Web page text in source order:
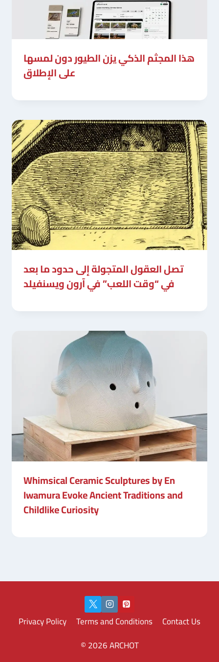
هذا المجثم الذكي يزن الطيور دون لمسها
على الإطلاق
تصل العقول المتجولة إلى حدود ما بعد
في “وقت اللعب” في آرون ويسنفيلد
Whimsical Ceramic Sculptures by En
Iwamura Evoke Ancient Traditions and
Childlike Curiosity
Privacy Policy Terms and Conditions
Contact Us
© 2026 ARCHOT